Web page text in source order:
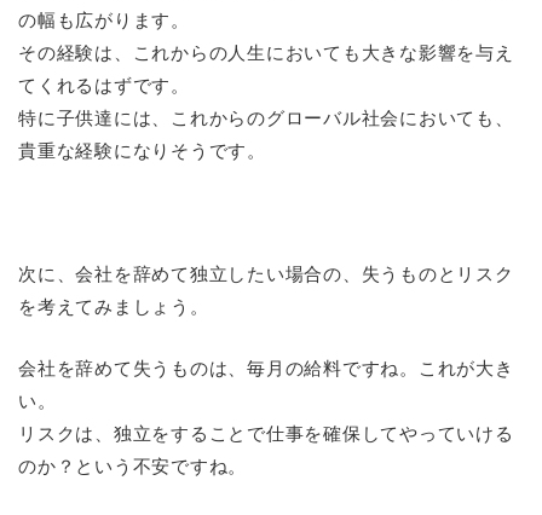
の幅も広がります。
その経験は、これからの人生においても大きな影響を与え
てくれるはずです。
特に子供達には、これからのグローバル社会においても、
貴重な経験になりそうです。
次に、会社を辞めて独立したい場合の、失うものとリスク
を考えてみましょう。
会社を辞めて失うものは、毎月の給料ですね。これが大き
い。
リスクは、独立をすることで仕事を確保してやっていける
のか？という不安ですね。